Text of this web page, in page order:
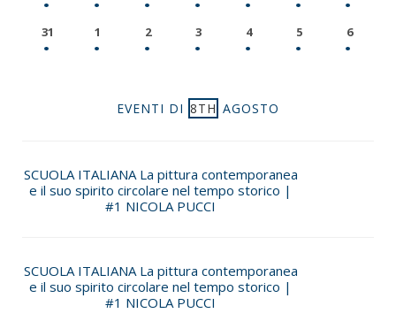
31 1 2 3 4 5 6
EVENTI DI 8TH AGOSTO
SCUOLA ITALIANA La pittura contemporanea
e il suo spirito circolare nel tempo storico |
#1 NICOLA PUCCI
SCUOLA ITALIANA La pittura contemporanea
e il suo spirito circolare nel tempo storico |
#1 NICOLA PUCCI